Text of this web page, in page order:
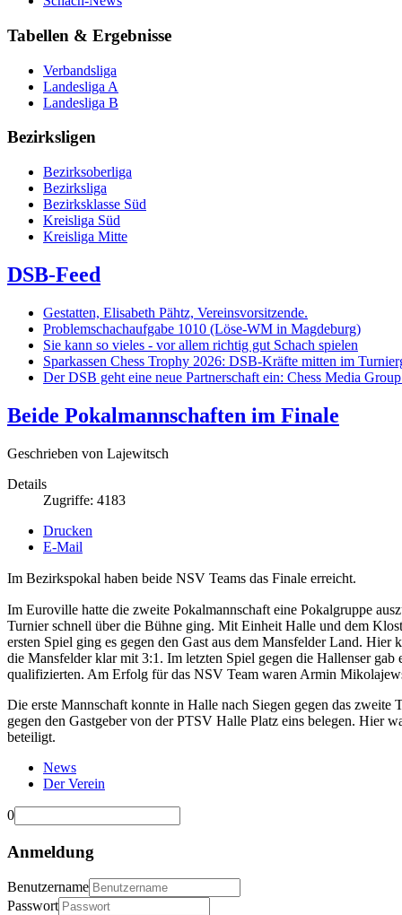
Tabellen & Ergebnisse
Verbandsliga
Landesliga A
Landesliga B
Bezirksligen
Bezirksoberliga
Bezirksliga
Bezirksklasse Süd
Kreisliga Süd
Kreisliga Mitte
DSB-Feed
Gestatten, Elisabeth Pähtz, Vereinsvorsitzende.
Problemschachaufgabe 1010 (Löse-WM in Magdeburg)
Sie kann so vieles - vor allem richtig gut Schach spielen
Sparkassen Chess Trophy 2026: DSB-Kräfte mitten im
Der DSB geht eine neue Partnerschaft ein: Chess Media
Beide Pokalmannschaften im Finale
Geschrieben von Lajewitsch
Details
Zugriffe: 4183
Drucken
E-Mail
Im Bezirkspokal haben beide NSV Teams das Finale erreicht.
Im Euroville hatte die zweite Pokalmannschaft eine Pokalgruppe
Turnier schnell über die Bühne ging. Mit Einheit Halle und dem
ersten Spiel ging es gegen den Gast aus dem Mansfelder Land.
die Mansfelder klar mit 3:1. Im letzten Spiel gegen die Hallenser gab
qualifizierten. Am Erfolg für das NSV Team waren Armin
Die erste Mannschaft konnte in Halle nach Siegen gegen das
gegen den Gastgeber von der PTSV Halle Platz eins belegen. Hier
beteiligt.
News
Der Verein
0
Anmeldung
Benutzername
Passwort